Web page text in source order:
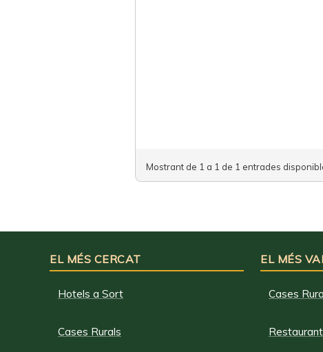
Mostrant de 1 a 1 de 1 entrades
EL MÉS CERCAT
Hotels a Sort
Cases Rurals
EL MÉS
Cases